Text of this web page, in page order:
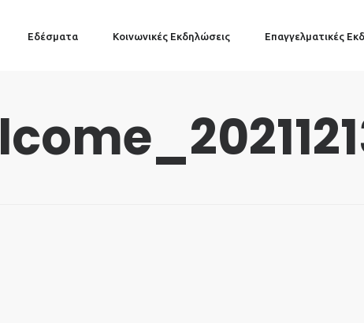
Εδέσματα Κοινωνικές Εκδηλώσεις Επαγγελματικές